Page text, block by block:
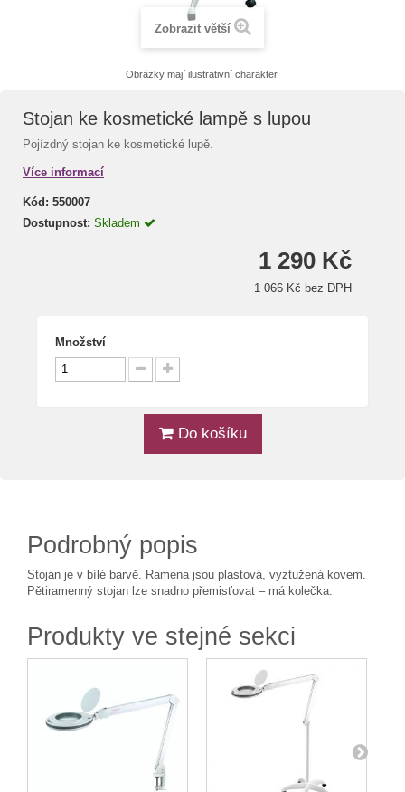
Zobrazit větší
Obrázky mají ilustrativní charakter.
Stojan ke kosmetické lampě s lupou
Pojízdný stojan ke kosmetické lupě.
Více informací
Kód: 550007
Dostupnost: Skladem
1 290 Kč
1 066 Kč bez DPH
Množství
Do košíku
Podrobný popis
Stojan je v bílé barvě. Ramena jsou plastová, vyztužená kovem.
Pětiramenný stojan lze snadno přemisťovat – má kolečka.
Produkty ve stejné sekci